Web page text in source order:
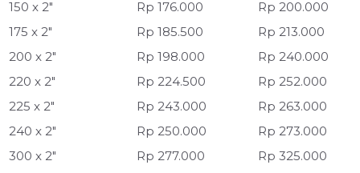
150 x 2" Rp 176.000
Rp 200.000
175 x 2"
Rp 185.500
Rp 213.000
200 x 2"
Rp 198.000
Rp 240.000
220 x 2"
Rp 224.500
Rp 252.000
225 x 2"
Rp 243.000
Rp 263.000
240 x 2"
Rp 250.000
Rp 273.000
300 x 2"
Rp 277.000 Rp 325.000